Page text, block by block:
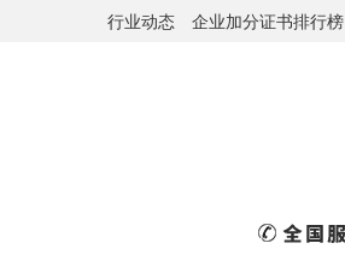
行业动态 企业加分证书排行榜